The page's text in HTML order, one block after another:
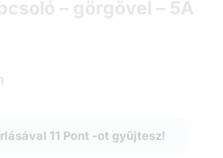
– görgővel – 5A
11 Pont -ot gyűjtesz!